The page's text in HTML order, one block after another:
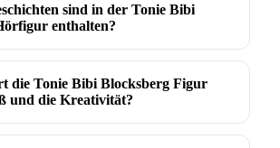
sind in der Tonie Bibi
enthalten?
die Tonie Bibi Blocksberg Figur
und die Kreativität?